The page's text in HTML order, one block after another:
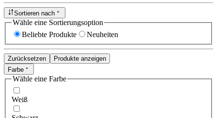
Sortieren nach
Wähle eine Sortierungsoption
Beliebte Produkte
Neuheiten
Zurücksetzen
Produkte anzeigen
Farbe
Wähle eine Farbe
Weiß